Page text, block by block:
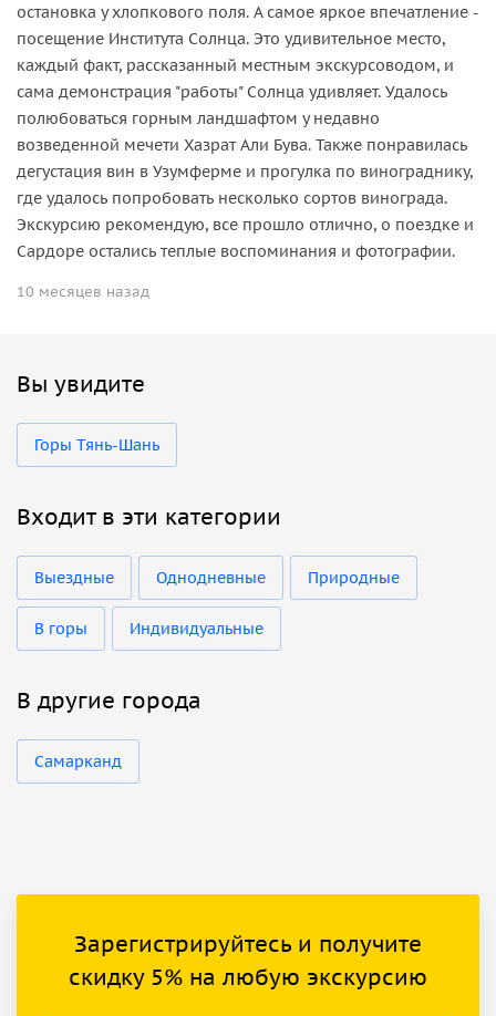
остановка у хлопкового поля. А самое яркое впечатление -
посещение Института Солнца. Это удивительное место,
каждый факт, рассказанный местным экскурсоводом, и
сама демонстрация "работы" Солнца удивляет. Удалось
полюбоваться горным ландшафтом у недавно
возведенной мечети Хазрат Али Бува. Также понравилась
дегустация вин в Узумферме и прогулка по винограднику,
где удалось попробовать несколько сортов винограда.
Экскурсию рекомендую, все прошло отлично, о поездке и
Сардоре остались теплые воспоминания и фотографии.
10 месяцев назад
Вы увидите
Горы Тянь-Шань
Входит в эти категории
Выездные Однодневные Природные
В горы Индивидуальные
В другие города
Самарканд
Зарегистрируйтесь и получите
скидку 5% на любую экскурсию